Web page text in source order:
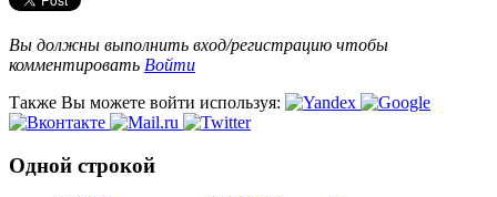
Вы должны выполнить вход/регистрацию чтобы
комментировать Войти
Также Вы можете войти используя:
Одной строкой